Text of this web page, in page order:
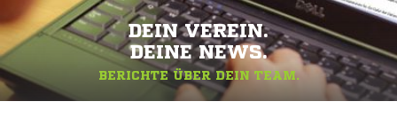
DEIN VEREIN.
DEINE NEWS.
BERICHTE ÜBER DEIN TEAM.